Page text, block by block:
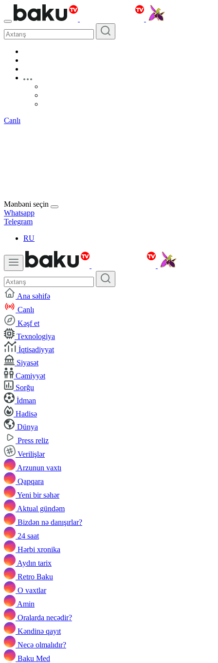
Canlı
Mənbəni seçin
Whatsapp
Telegram
RU
Ana səhifə
Canlı
Kəşf et
Texnologiya
İqtisadiyyat
Siyasət
Cəmiyyət
Sorğu
İdman
Hadisə
Dünya
Press reliz
Verilişlər
Arzunun vaxtı
Qapqara
Yeni bir səhər
Aktual gündəm
Bizdən nə danışırlar?
24 saat
Hərbi xronika
Aydın tarix
Retro Baku
O vaxtlar
Amin
Oralarda necədir?
Kəndinə qayıt
Necə olmalıdır?
Baku Med